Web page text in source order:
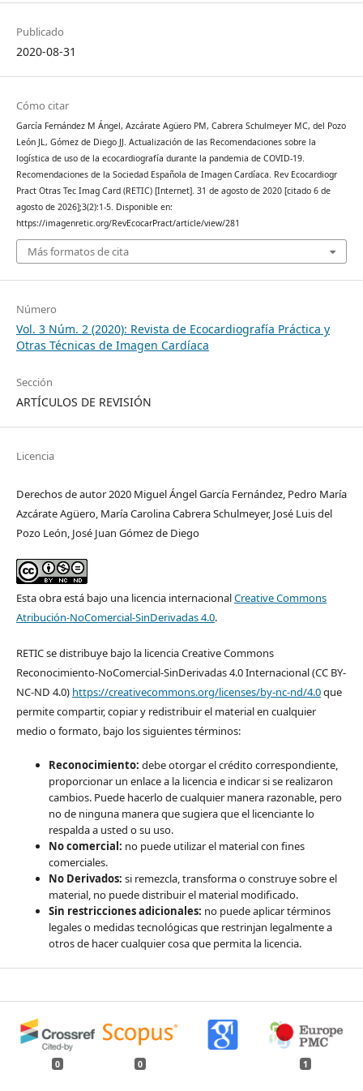
Publicado
2020-08-31
Cómo citar
García Fernández M Ángel, Azcárate Agüero PM, Cabrera Schulmeyer MC, del Pozo
León JL, Gómez de Diego JJ. Actualización de las Recomendaciones sobre la
logística de uso de la ecocardiografía durante la pandemia de COVID-19.
Recomendaciones de la Sociedad Española de Imagen Cardíaca. Rev Ecocardiogr
Pract Otras Tec Imag Card (RETIC) [Internet]. 31 de agosto de 2020 [citado 6 de
agosto de 2026];3(2):1-5. Disponible en:
https://imagenretic.org/RevEcocarPract/article/view/281
Más formatos de cita
Número
Vol. 3 Núm. 2 (2020): Revista de Ecocardiografía Práctica y
Otras Técnicas de Imagen Cardíaca
Sección
ARTÍCULOS DE REVISIÓN
Licencia
Derechos de autor 2020 Miguel Ángel García Fernández, Pedro María
Azcárate Agüero, María Carolina Cabrera Schulmeyer, José Luis del
Pozo León, José Juan Gómez de Diego
Esta obra está bajo una licencia internacionalCreative Commons
Atribución-NoComercial-SinDerivadas 4.0.
RETIC se distribuye bajo la licencia Creative Commons
Reconocimiento-NoComercial-SinDerivadas 4.0 Internacional (CC BY-
NC-ND 4.0) https://creativecommons.org/licenses/by-nc-nd/4.0que
permite compartir, copiar y redistribuir el material en cualquier
medio o formato, bajo los siguientes términos:
Reconocimiento: debe otorgar el crédito correspondiente,
proporcionar un enlace a la licencia e indicar si se realizaron
cambios. Puede hacerlo de cualquier manera razonable, pero
no de ninguna manera que sugiera que el licenciante lo
respalda a usted o su uso.
No comercial: no puede utilizar el material con fines
comerciales.
No Derivados: si remezcla, transforma o construye sobre el
material, no puede distribuir el material modificado.
Sin restricciones adicionales: no puede aplicar términos
legales o medidas tecnológicas que restrinjan legalmente a
otros de hacer cualquier cosa que permita la licencia.
0 0 1